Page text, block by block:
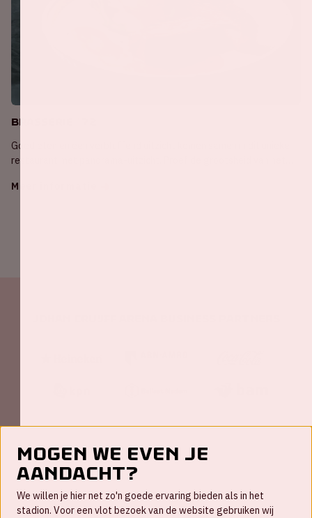
Brasserie '72
Goed eten en een verbluffend uitzicht komen samen in dit unieke
restaurant met panorama-uitzicht. Proef de grootsheid van het
Meer informatie
Mogen we even je
aandacht?
We willen je hier net zo'n goede ervaring bieden als in het
stadion. Voor een vlot bezoek van de website gebruiken wij